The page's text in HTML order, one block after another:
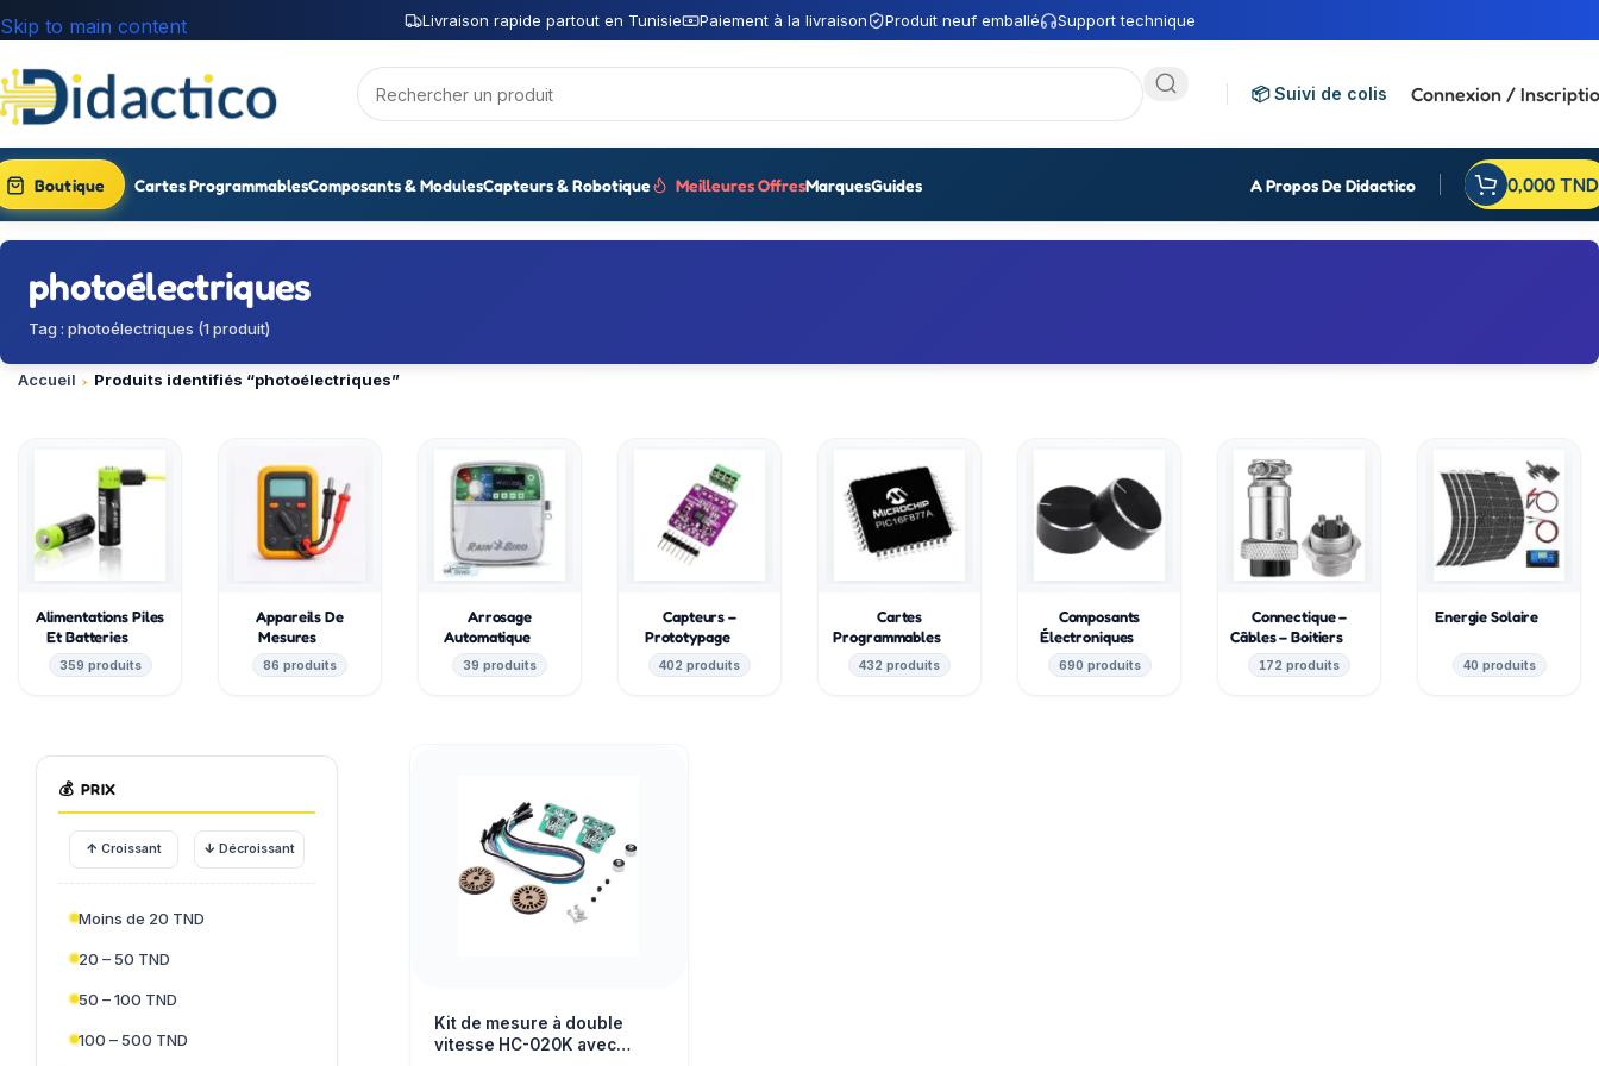
Livraison rapide partout en Tunisie Paiement à la livraison Produit neuf emballé Support technique
Skip to main content
📦 Suivi de colis Connexion /
Boutique Cartes ProgrammablesComposants & ModulesCapteurs & Robotique Meilleures OffresMarquesGuides A Propos De Didactico 0,000 TND
photoélectriques
Tag : photoélectriques (1 produit)
Accueil Produits identifiés “photoélectriques”
Alimentations Piles
Et Batteries
359 produits
Appareils De
Mesures
86 produits
Arrosage
Automatique
39 produits
Capteurs –
Prototypage
402 produits
Cartes
Programmables
432 produits
Composants
Électroniques
690 produits
Connectique –
Câbles – Boitiers
172 produits
Energie Solaire
40 produits
💰 PRIX
↑ Croissant ↓ Décroissant
Moins de 20 TND
20 – 50 TND
50 – 100 TND
100 – 500 TND
Kit de mesure à double
vitesse HC-020K avec